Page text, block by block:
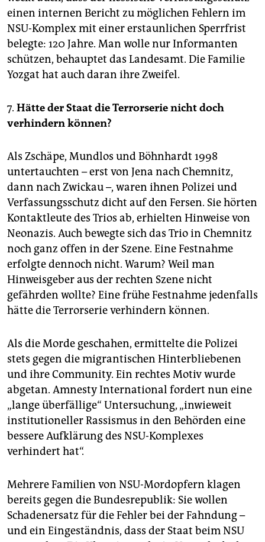
einen internen Bericht zu möglichen Fehlern im
NSU-Komplex mit einer erstaunlichen Sperrfrist
belegte: 120 Jahre. Man wolle nur Informanten
schützen, behauptet das Landesamt. Die Familie
Yozgat hat auch daran ihre Zweifel.
7. Hätte der Staat die Terrorserie nicht doch
verhindern können?
Als Zschäpe, Mundlos und Böhnhardt 1998
untertauchten – erst von Jena nach Chemnitz,
dann nach Zwickau –, waren ihnen Polizei und
Verfassungsschutz dicht auf den Fersen. Sie hörten
Kontaktleute des Trios ab, erhielten Hinweise von
Neonazis. Auch bewegte sich das Trio in Chemnitz
noch ganz offen in der Szene. Eine Festnahme
erfolgte dennoch nicht. Warum? Weil man
Hinweisgeber aus der rechten Szene nicht
gefährden wollte? Eine frühe Festnahme jedenfalls
hätte die Terrorserie verhindern können.
Als die Morde geschahen, ermittelte die Polizei
stets gegen die migrantischen Hinterbliebenen
und ihre Community. Ein rechtes Motiv wurde
abgetan. Amnesty International fordert nun eine
„lange überfällige“ Untersuchung, „inwieweit
institutioneller Rassismus in den Behörden eine
bessere Aufklärung des NSU-Komplexes
verhindert hat“.
Mehrere Familien von NSU-Mordopfern klagen
bereits gegen die Bundesrepublik: Sie wollen
Schadenersatz für die Fehler bei der Fahndung –
und ein Eingeständnis, dass der Staat beim NSU